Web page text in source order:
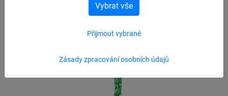
Zásady zpracování osobních údajů
Přijmout vybrané
Vybrat vše